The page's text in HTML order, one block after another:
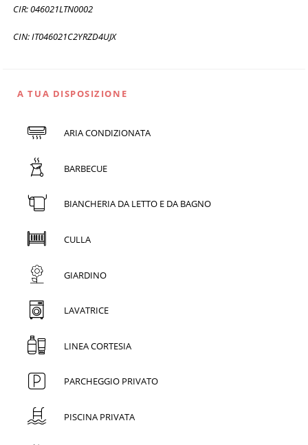
CIR: 046021LTN0002
CIN: IT046021C2YRZD4UJX
A TUA DISPOSIZIONE
ARIA CONDIZIONATA
BARBECUE
BIANCHERIA DA LETTO E DA BAGNO
CULLA
GIARDINO
LAVATRICE
LINEA CORTESIA
PARCHEGGIO PRIVATO
PISCINA PRIVATA